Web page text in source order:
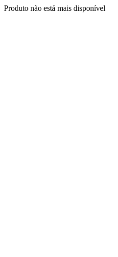
Produto não está mais disponível